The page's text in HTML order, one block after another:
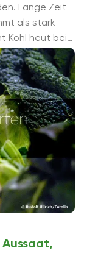
Lange Zeit
als stark
Kohl heut bei